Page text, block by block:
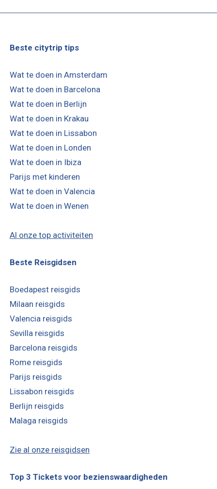
Beste citytrip tips
Wat te doen in Amsterdam
Wat te doen in Barcelona
Wat te doen in Berlijn
Wat te doen in Krakau
Wat te doen in Lissabon
Wat te doen in Londen
Wat te doen in Ibiza
Parijs met kinderen
Wat te doen in Valencia
Wat te doen in Wenen
Al onze top activiteiten
Beste Reisgidsen
Boedapest reisgids
Milaan reisgids
Valencia reisgids
Sevilla reisgids
Barcelona reisgids
Rome reisgids
Parijs reisgids
Lissabon reisgids
Berlijn reisgids
Malaga reisgids
Zie al onze reisgidsen
Top 3 Tickets voor bezienswaardigheden